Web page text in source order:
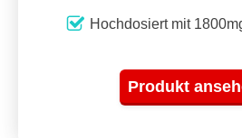
Hochdosiert mit
Produkt